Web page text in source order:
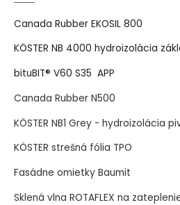
Canada Rubber EKOSIL 800
KÖSTER NB 4000 hydroizolácia
bituBIT® V60 S35 APP
Canada Rubber N500
KÖSTER NB1 Grey - hydroizolácia
KÖSTER strešná fólia TPO
Fasádne omietky Baumit
Sklená vlna ROTAFLEX na